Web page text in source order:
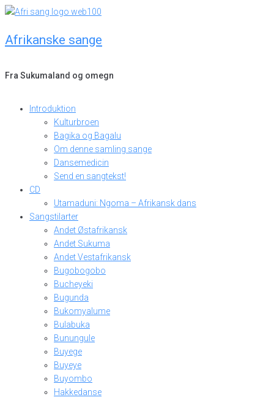
Skip
content
Afrikanske sange
Fra Sukumaland og omegn
Introduktion
Kulturbroen
Bagika og Bagalu
Om denne samling sange
Dansemedicin
Send en sangtekst!
CD
Utamaduni: Ngoma – Afrikansk dans
Sangstilarter
Andet Østafrikansk
Andet Sukuma
Andet Vestafrikansk
Bugobogobo
Bucheyeki
Bugunda
Bukomyalume
Bulabuka
Bunungule
Buyege
Buyeye
Buyombo
Hakkedanse